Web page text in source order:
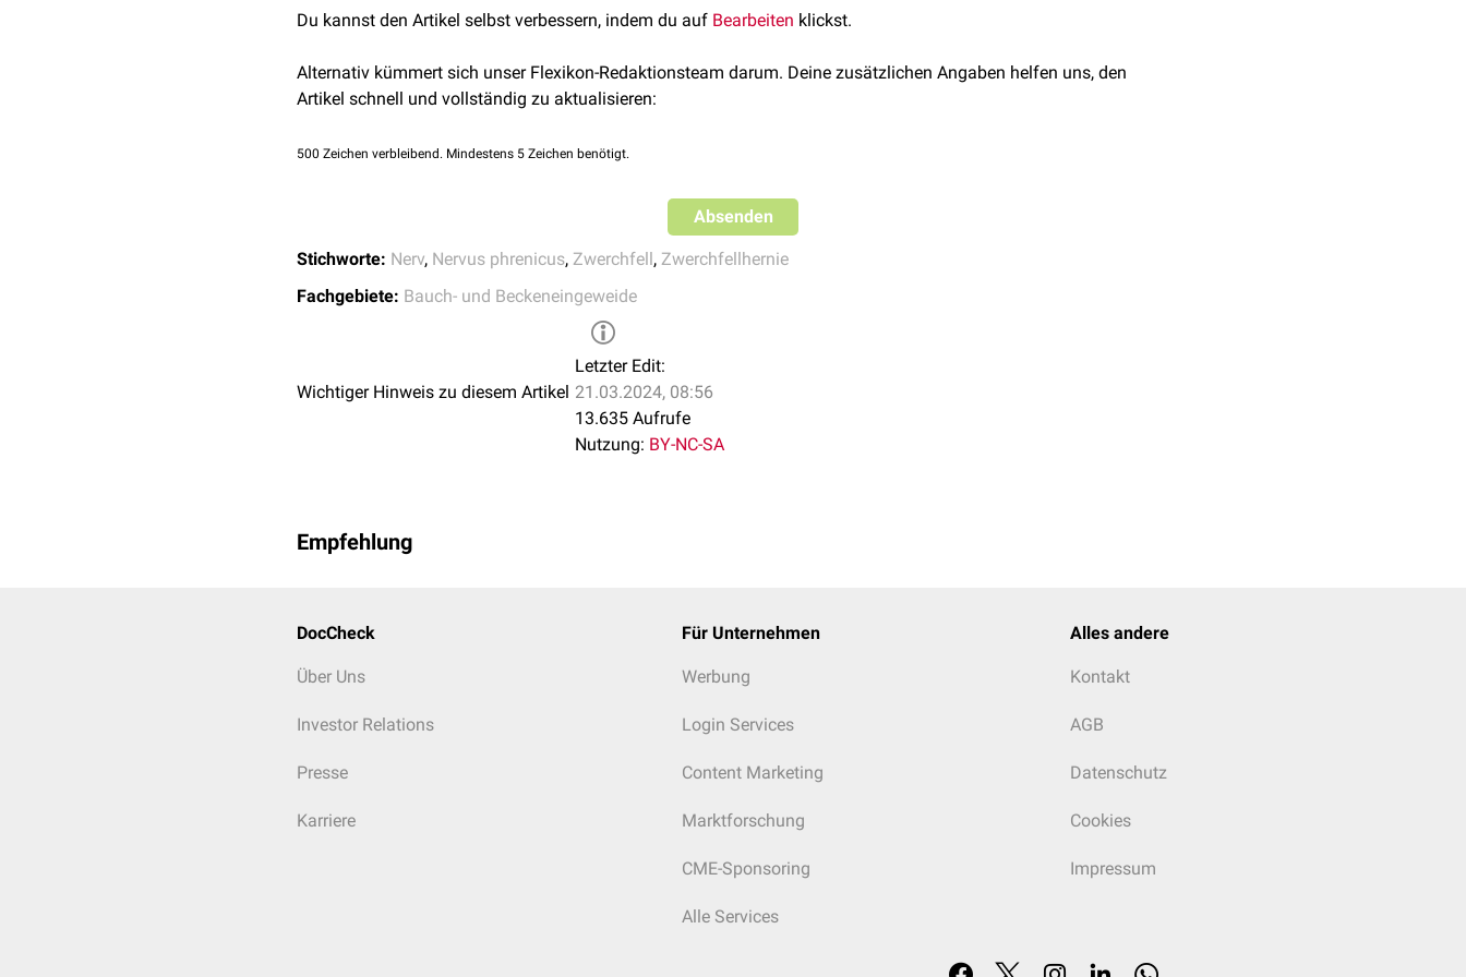
passage. Ann Anat 227, 2020
Du kannst den Artikel selbst verbessern, indem du auf Bearbeiten klickst.
Alternativ kümmert sich unser Flexikon-Redaktionsteam darum. Deine zusätzlichen Angaben helfen uns, den
Artikel schnell und vollständig zu aktualisieren:
500 Zeichen verbleibend. Mindestens 5 Zeichen benötigt.
Absenden
Stichworte: Nerv, Nervus phrenicus, Zwerchfell, Zwerchfellhernie
Fachgebiete: Bauch- und Beckeneingeweide
Wichtiger Hinweis zu diesem Artikel
Letzter Edit:
21.03.2024, 08:56
13.635 Aufrufe
Nutzung: BY-NC-SA
Empfehlung
DocCheck
Über Uns
Investor Relations
Presse
Karriere
Für Unternehmen
Werbung
Login Services
Content Marketing
Marktforschung
CME-Sponsoring
Alle Services
Alles andere
Kontakt
AGB
Datenschutz
Cookies
Impressum